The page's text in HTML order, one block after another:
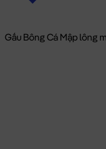
Gấu Bông Cá Mập lông